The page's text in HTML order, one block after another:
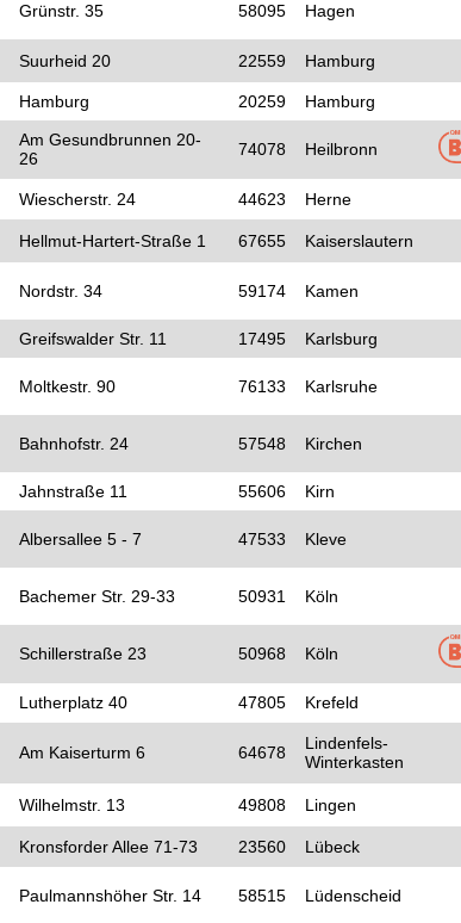
Grünstr. 35 58095 Hagen
Suurheid 20 22559 Hamburg
Hamburg 20259
Hamburg
Am Gesundbrunnen 20-
26
74078 Heilbronn
Wiescherstr. 24 44623 Herne
Hellmut-Hartert-Straße 1 67655 Kaiserslautern
Nordstr. 34 59174 Kamen
Greifswalder Str. 11 17495
Karlsburg
Moltkestr. 90 76133 Karlsruhe
Bahnhofstr. 24 57548 Kirchen
Jahnstraße 11 55606
Kirn
Albersallee 5 - 7 47533 Kleve
Bachemer Str. 29-33 50931 Köln
Schillerstraße 23 50968 Köln
Lutherplatz 40 47805 Krefeld
Am Kaiserturm 6 64678
Lindenfels-
Winterkasten
Wilhelmstr. 13 49808 Lingen
Kronsforder Allee 71-73 23560 Lübeck
Paulmannshöher Str. 14 58515 Lüdenscheid